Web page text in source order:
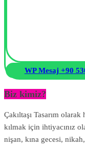
WP Mesaj +90
Biz kimiz?
Çakıltaşı Tasarım olarak
kılmak için ihtiyacınız
nişan, kına gecesi,